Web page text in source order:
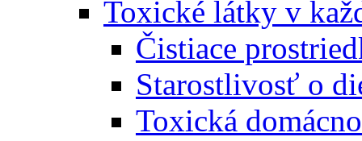
Toxické látky v
Čistiace
Starostlivosť o
Toxická